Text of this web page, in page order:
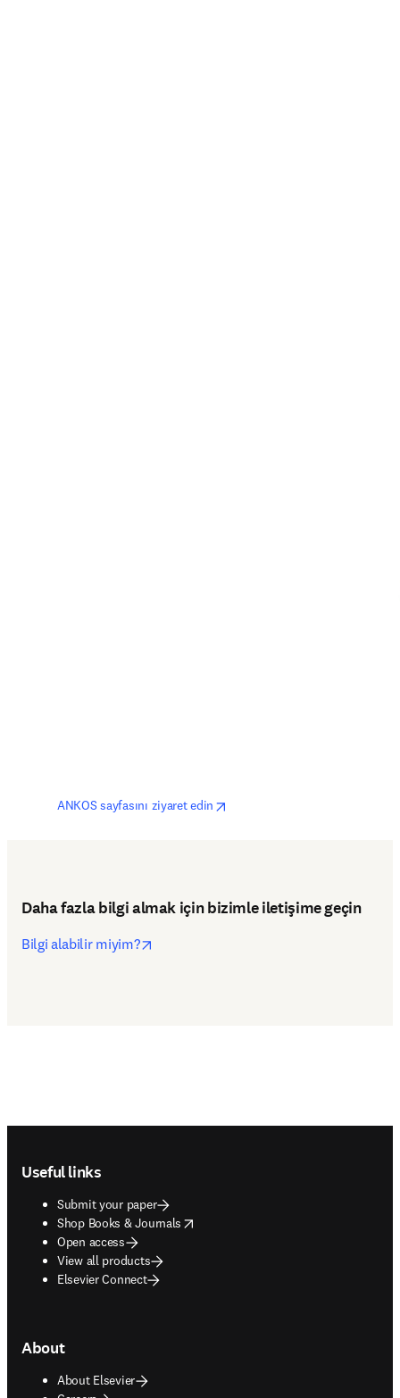
ANKOS sayfasını ziyaret edin
Daha fazla bilgi almak için bizimle iletişime geçin
Bilgi alabilir miyim?
Useful links
Submit your paper
Shop Books & Journals
opens in new tab/window
Open access
View all products
Elsevier Connect
About
About Elsevier